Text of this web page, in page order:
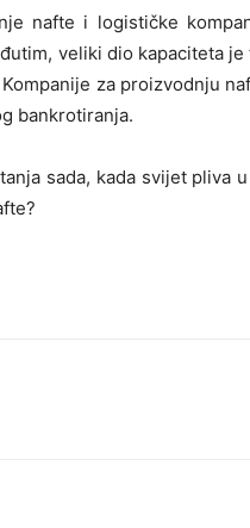
nafte i logističke
veliki dio kapaciteta
za proizvodnju
bankrotiranja.
sada, kada svijet pliva